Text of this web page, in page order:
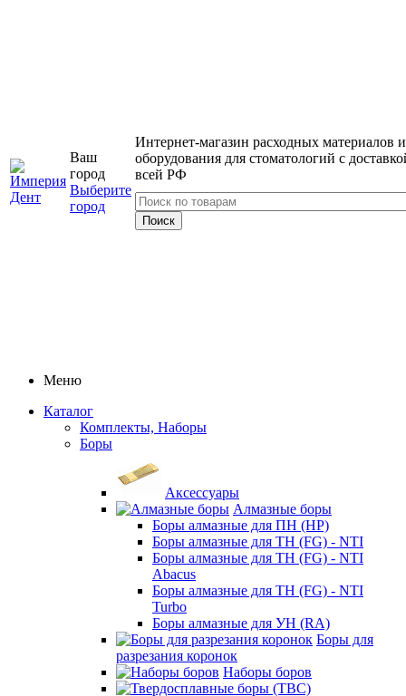
Ваш
город
Выберите
город
Интернет-магазин расходных материалов и
оборудования для стоматологий с
всей РФ
Меню
Каталог
Комплекты, Наборы
Боры
Аксессуары
Алмазные боры
Боры алмазные для ПН (HP)
Боры алмазные для ТН (FG) - NTI
Боры алмазные для ТН (FG) - NTI
Abacus
Боры алмазные для ТН (FG) - NTI
Turbo
Боры алмазные для УН (RA)
Боры для
разрезания коронок
Наборы боров